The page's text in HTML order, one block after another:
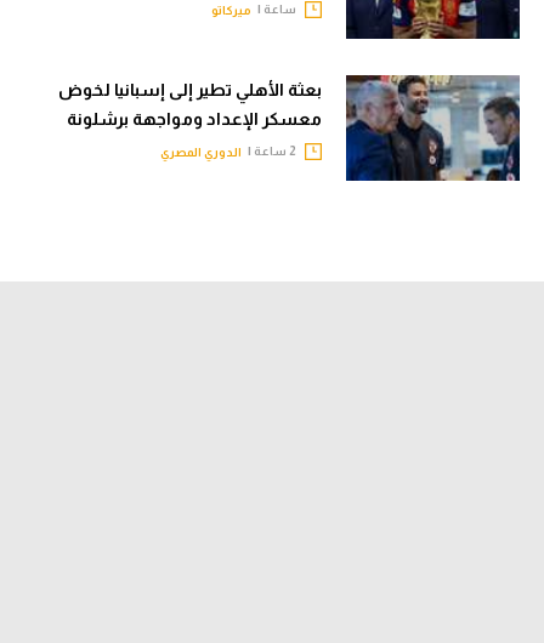
ساعة | ميركاتو
بعثة الأهلي تطير إلى إسبانيا لخوض
معسكر الإعداد ومواجهة برشلونة
الدوري المصري